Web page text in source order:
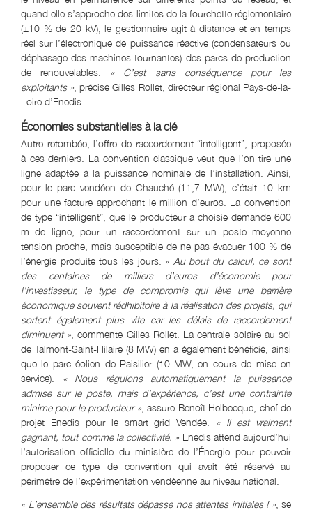
quand elle s’approche des limites de la fourchette réglementaire
(±10 % de 20 kV), le gestionnaire agit à distance et en temps
réel sur l’électronique de puissance réactive (condensateurs ou
déphasage des machines tournantes) des parcs de production
de renouvelables. « C’est sans conséquence pour les
exploitants » , précise Gilles Rollet, directeur régional Pays-de-la-
Loire d’Enedis.
Économies substantielles à la clé
Autre retombée, l’offre de raccordement “intelligent”, proposée
à ces derniers. La convention classique veut que l’on tire une
ligne adaptée à la puissance nominale de l’installation. Ainsi,
pour le parc vendéen de Chauché (11,7 MW), c’était 10 km
pour une facture approchant le million d’euros. La convention
de type “intelligent”, que le producteur a choisie demande 600
m de ligne, pour un raccordement sur un poste moyenne
tension proche, mais susceptible de ne pas évacuer 100 % de
l’énergie produite tous les jours. « Au bout du calcul, ce sont
des centaines de milliers d’euros d’économie pour
l’investisseur, le type de compromis qui lève une barrière
économique souvent rédhibitoire à la réalisation des projets, qui
sortent également plus vite car les délais de raccordement
diminuent » , commente Gilles Rollet. La centrale solaire au sol
de Talmont-Saint-Hilaire (8 MW) en a également bénéficié, ainsi
que le parc éolien de Paisilier (10 MW, en cours de mise en
service). « Nous régulons automatiquement la puissance
admise sur le poste, mais d’expérience, c’est une contrainte
minime pour le producteur », assure Benoît Helbecque, chef de
projet Enedis pour le smart grid Vendée. « Il est vraiment
gagnant, tout comme la collectivité. » Enedis attend aujourd’hui
l’autorisation officielle du ministère de l’Énergie pour pouvoir
proposer ce type de convention qui avait été réservé au
périmètre de l’expérimentation vendéenne au niveau national.
« L’ensemble des résultats dépasse nos attentes initiales ! », se